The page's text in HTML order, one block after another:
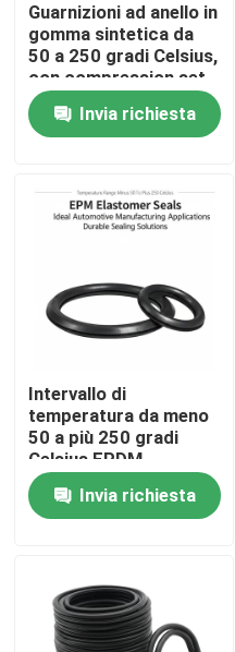
Casa
Prodotti
Chi siamo
Fatory Tour
Contattaci
notizie
giunti circolari di gomma
Guarnizioni ad anello in
gomma sintetica da
50 a 250 gradi Celsius,
con compression set
del 35 percento,
progettate per una
tenuta duratura
Invia richiesta
Intervallo di
temperatura da meno
50 a più 250 gradi
Celsius EPDM
Elastomer Seals
Applicazioni ideali per
la produzione
durevoli
Invia richiesta